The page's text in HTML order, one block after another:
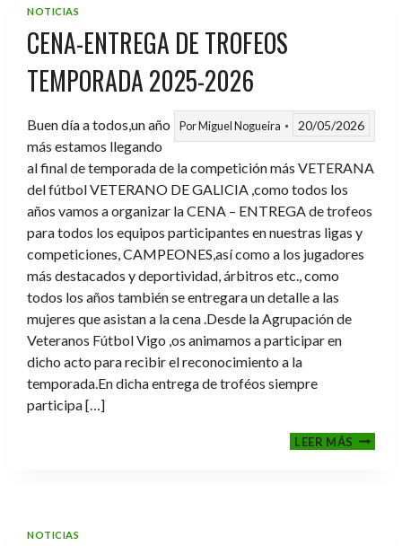
NOTICIAS
CENA-ENTREGA DE TROFEOS
TEMPORADA 2025-2026
PorMiguel Nogueira 20/05/2026
Buen día a todos,un año
más estamos llegando
al final de temporada de la competición más VETERANA
del fútbol VETERANO DE GALICIA ,como todos los
años vamos a organizar la CENA – ENTREGA de trofeos
para todos los equipos participantes en nuestras ligas y
competiciones, CAMPEONES,así como a los jugadores
más destacados y deportividad, árbitros etc., como
todos los años también se entregara un detalle a las
mujeres que asistan a la cena .Desde la Agrupación de
Veteranos Fútbol Vigo ,os animamos a participar en
dicho acto para recibir el reconocimiento a la
temporada.En dicha entrega de troféos siempre
participa […]
LEER MÁSCENA-
NOTICIAS